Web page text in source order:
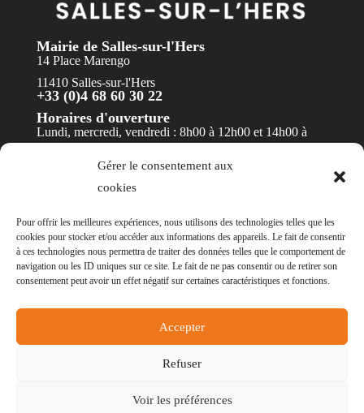
Gérer le consentement aux
cookies
Pour offrir les meilleures expériences, nous utilisons des technologies telles que les
cookies pour stocker et/ou accéder aux informations des appareils. Le fait de consentir
à ces technologies nous permettra de traiter des données telles que le comportement de
navigation ou les ID uniques sur ce site. Le fait de ne pas consentir ou de retirer son
consentement peut avoir un effet négatif sur certaines caractéristiques et fonctions.
Accepter
Refuser
Voir les préférences
Mairie de Salles-sur-l'Hers
14 Place Marengo
11410 Salles-sur-l'Hers
+33 (0)4 68 60 30 22
Horaires d'ouverture
Lundi, mercredi, vendredi : 8h00 à 12h00 et 14h00 à
© Mairie de Salles-sur-l'Hers - RéalisationPOCA
Politique des cookies